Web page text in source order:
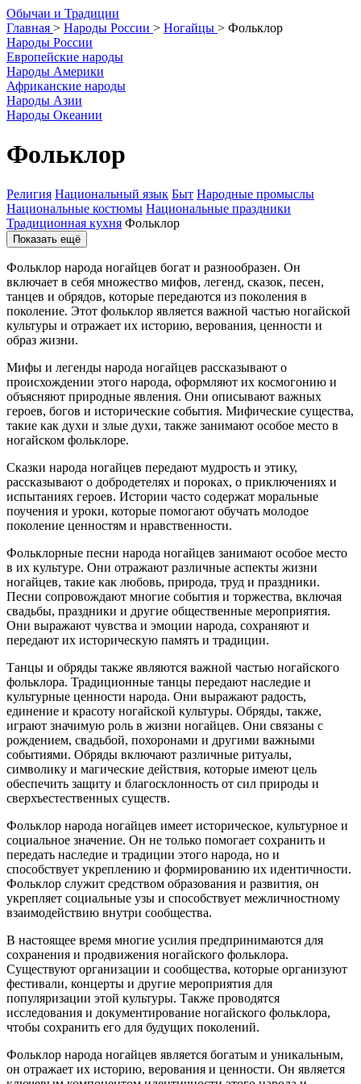
Обычаи и Традиции
Главная > Народы России > Ногайцы > Фольклор
Народы России
Европейские народы
Народы Америки
Африканские народы
Народы Азии
Народы Океании
Фольклор
Религия Национальный язык Быт Народные промыслы
Национальные костюмы Национальные праздники
Традиционная кухня Фольклор
Показать ещё
Фольклор народа ногайцев богат и разнообразен. Он
включает в себя множество мифов, легенд, сказок, песен,
танцев и обрядов, которые передаются из поколения в
поколение. Этот фольклор является важной частью ногайской
культуры и отражает их историю, верования, ценности и
образ жизни.
Мифы и легенды народа ногайцев рассказывают о
происхождении этого народа, оформляют их космогонию и
объясняют природные явления. Они описывают важных
героев, богов и исторические события. Мифические существа,
такие как духи и злые духи, также занимают особое место в
ногайском фольклоре.
Сказки народа ногайцев передают мудрость и этику,
рассказывают о добродетелях и пороках, о приключениях и
испытаниях героев. Истории часто содержат моральные
поучения и уроки, которые помогают обучать молодое
поколение ценностям и нравственности.
Фольклорные песни народа ногайцев занимают особое место
в их культуре. Они отражают различные аспекты жизни
ногайцев, такие как любовь, природа, труд и праздники.
Песни сопровождают многие события и торжества, включая
свадьбы, праздники и другие общественные мероприятия.
Они выражают чувства и эмоции народа, сохраняют и
передают их историческую память и традиции.
Танцы и обряды также являются важной частью ногайского
фольклора. Традиционные танцы передают наследие и
культурные ценности народа. Они выражают радость,
единение и красоту ногайской культуры. Обряды, также,
играют значимую роль в жизни ногайцев. Они связаны с
рождением, свадьбой, похоронами и другими важными
событиями. Обряды включают различные ритуалы,
символику и магические действия, которые имеют цель
обеспечить защиту и благосклонность от сил природы и
сверхъестественных существ.
Фольклор народа ногайцев имеет историческое, культурное и
социальное значение. Он не только помогает сохранить и
передать наследие и традиции этого народа, но и
способствует укреплению и формированию их идентичности.
Фольклор служит средством образования и развития, он
укрепляет социальные узы и способствует межличностному
взаимодействию внутри сообщества.
В настоящее время многие усилия предпринимаются для
сохранения и продвижения ногайского фольклора.
Существуют организации и сообщества, которые организуют
фестивали, концерты и другие мероприятия для
популяризации этой культуры. Также проводятся
исследования и документирование ногайского фольклора,
чтобы сохранить его для будущих поколений.
Фольклор народа ногайцев является богатым и уникальным,
он отражает их историю, верования и ценности. Он является